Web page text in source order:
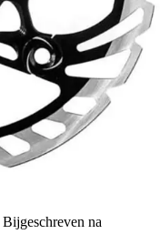
Bijgeschreven na